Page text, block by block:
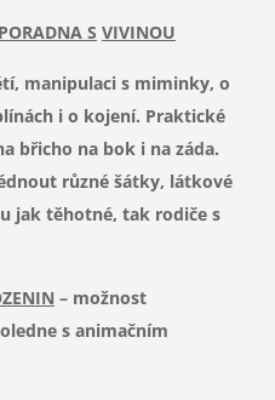
S VIVINOU
manipulaci s miminky, o
i o kojení. Praktické
břicho na bok i na záda.
různé šátky, látkové
jak těhotné, tak rodiče s
– možnost
s animačním